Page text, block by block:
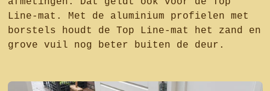
Line-mat. Met de aluminium profielen met
borstels houdt de Top Line-mat het zand en
grove vuil nog beter buiten de deur.